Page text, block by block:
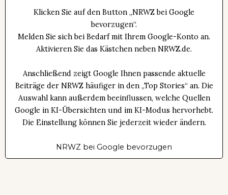
Klicken Sie auf den Button „NRWZ bei Google
bevorzugen“.
Melden Sie sich bei Bedarf mit Ihrem Google-Konto an.
Aktivieren Sie das Kästchen neben NRWZ.de.
Anschließend zeigt Google Ihnen passende aktuelle
Beiträge der NRWZ häufiger in den „Top Stories“ an. Die
Auswahl kann außerdem beeinflussen, welche Quellen
Google in KI-Übersichten und im KI-Modus hervorhebt.
Die Einstellung können Sie jederzeit wieder ändern.
NRWZ bei Google bevorzugen